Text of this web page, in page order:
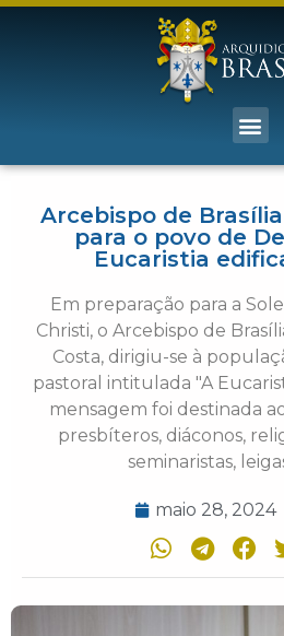
Arcebispo de
para o povo de
Eucaristia
Em preparação para a
Christi, o Arcebispo de
Costa, dirigiu-se à
pastoral intitulada "A
mensagem foi destinada
presbíteros, diáconos,
seminaristas,
maio 28, 2024